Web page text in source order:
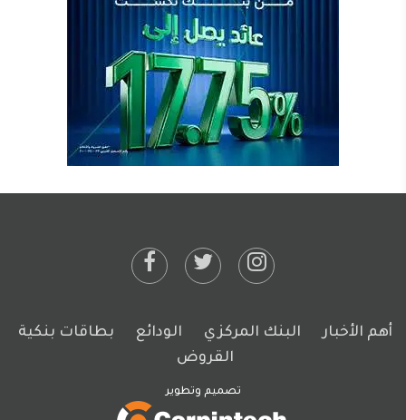
أهم الأخبار البنك المركزي الودائع
بطاقات بنكية
القروض
تصميم وتطوير